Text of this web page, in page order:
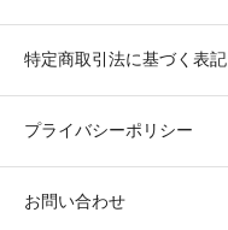
特定商取引法に基づく表記
プライバシーポリシー
お問い合わせ